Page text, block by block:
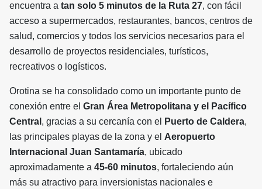
encuentra a tan solo 5 minutos de la Ruta 27, con fácil
acceso a supermercados, restaurantes, bancos, centros de
salud, comercios y todos los servicios necesarios para el
desarrollo de proyectos residenciales, turísticos,
recreativos o logísticos.
Orotina se ha consolidado como un importante punto de
conexión entre el Gran Área Metropolitana y el Pacífico
Central , gracias a su cercanía con el Puerto de Caldera,
las principales playas de la zona y el Aeropuerto
Internacional Juan Santamaría, ubicado
aproximadamente a 45-60 minutos, fortaleciendo aún
más su atractivo para inversionistas nacionales e